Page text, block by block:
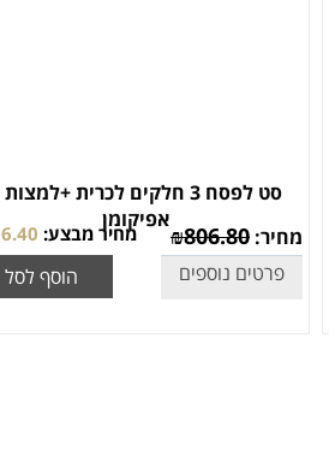
סט לפסח 3 חלקים לכרית
אפיקומן
מחיר: ₪806.80 מחיר מבצע:
פרטים נוספים הוסף לסל